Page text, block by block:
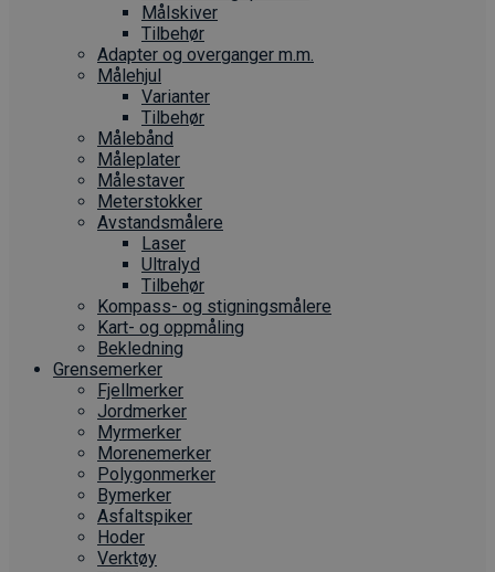
Målskiver
Tilbehør
Adapter og overganger m.m.
Målehjul
Varianter
Tilbehør
Målebånd
Måleplater
Målestaver
Meterstokker
Avstandsmålere
Laser
Ultralyd
Tilbehør
Kompass- og stigningsmålere
Kart- og oppmåling
Bekledning
Grense­merker
Fjellmerker
Jordmerker
Myrmerker
Morenemerker
Polygonmerker
Bymerker
Asfaltspiker
Hoder
Verktøy